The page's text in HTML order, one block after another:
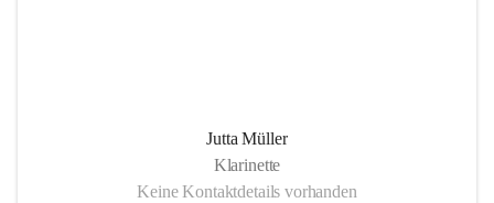
Jutta Müller
Klarinette
Keine Kontaktdetails vorhanden